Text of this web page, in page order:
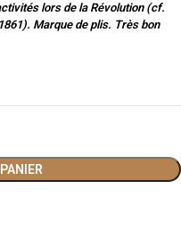
lors de la Révolution (cf.
Marque de plis. Très bon